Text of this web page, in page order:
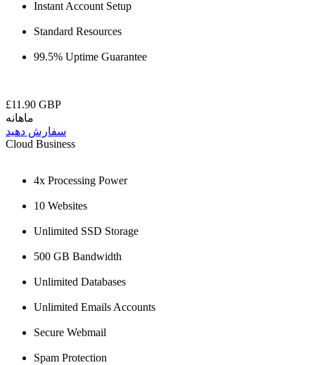
Instant Account Setup
Standard Resources
99.5% Uptime Guarantee
£11.90 GBP
ماهانه
سفارش دهید
Cloud Business
4x Processing Power
10 Websites
Unlimited SSD Storage
500 GB Bandwidth
Unlimited Databases
Unlimited Emails Accounts
Secure Webmail
Spam Protection